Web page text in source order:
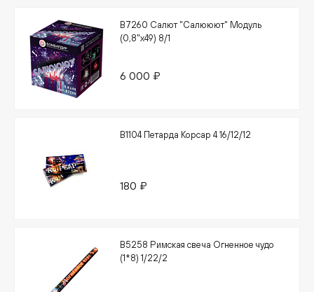
В7260 Салют "Салююют" Модуль
(0,8"х49) 8/1
6 000 ₽
В1104 Петарда Корсар 4 16/12/12
180 ₽
В5258 Римская свеча Огненное чудо
(1*8) 1/22/2